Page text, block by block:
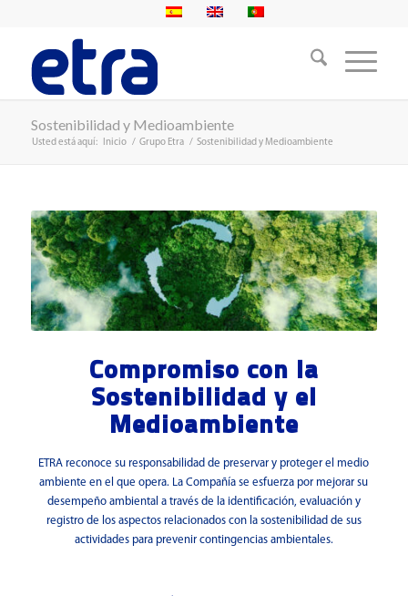
Sostenibilidad y Medioambiente
Usted está aquí: Inicio / Grupo Etra / Sostenibilidad y Medioambiente
Compromiso con la
Sostenibilidad y el
Medioambiente
ETRA reconoce su responsabilidad de preservar y proteger el medio
ambiente en el que opera. La Compañía se esfuerza por mejorar su
desempeño ambiental a través de la identificación, evaluación y
registro de los aspectos relacionados con la sostenibilidad de sus
actividades para prevenir contingencias ambientales.